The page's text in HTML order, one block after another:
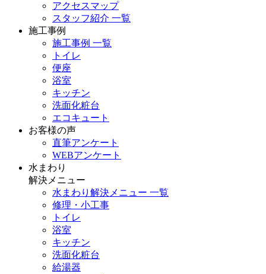
アクセスマップ
スタッフ紹介 一覧
施工事例
施工事例 一覧
トイレ
便座
浴室
キッチン
洗面化粧台
エコキュート
お客様の声
直筆アンケート
WEBアンケート
水まわり
解決メニュー
水まわり解決メニュー 一覧
修理・小工事
トイレ
浴室
キッチン
洗面化粧台
給湯器